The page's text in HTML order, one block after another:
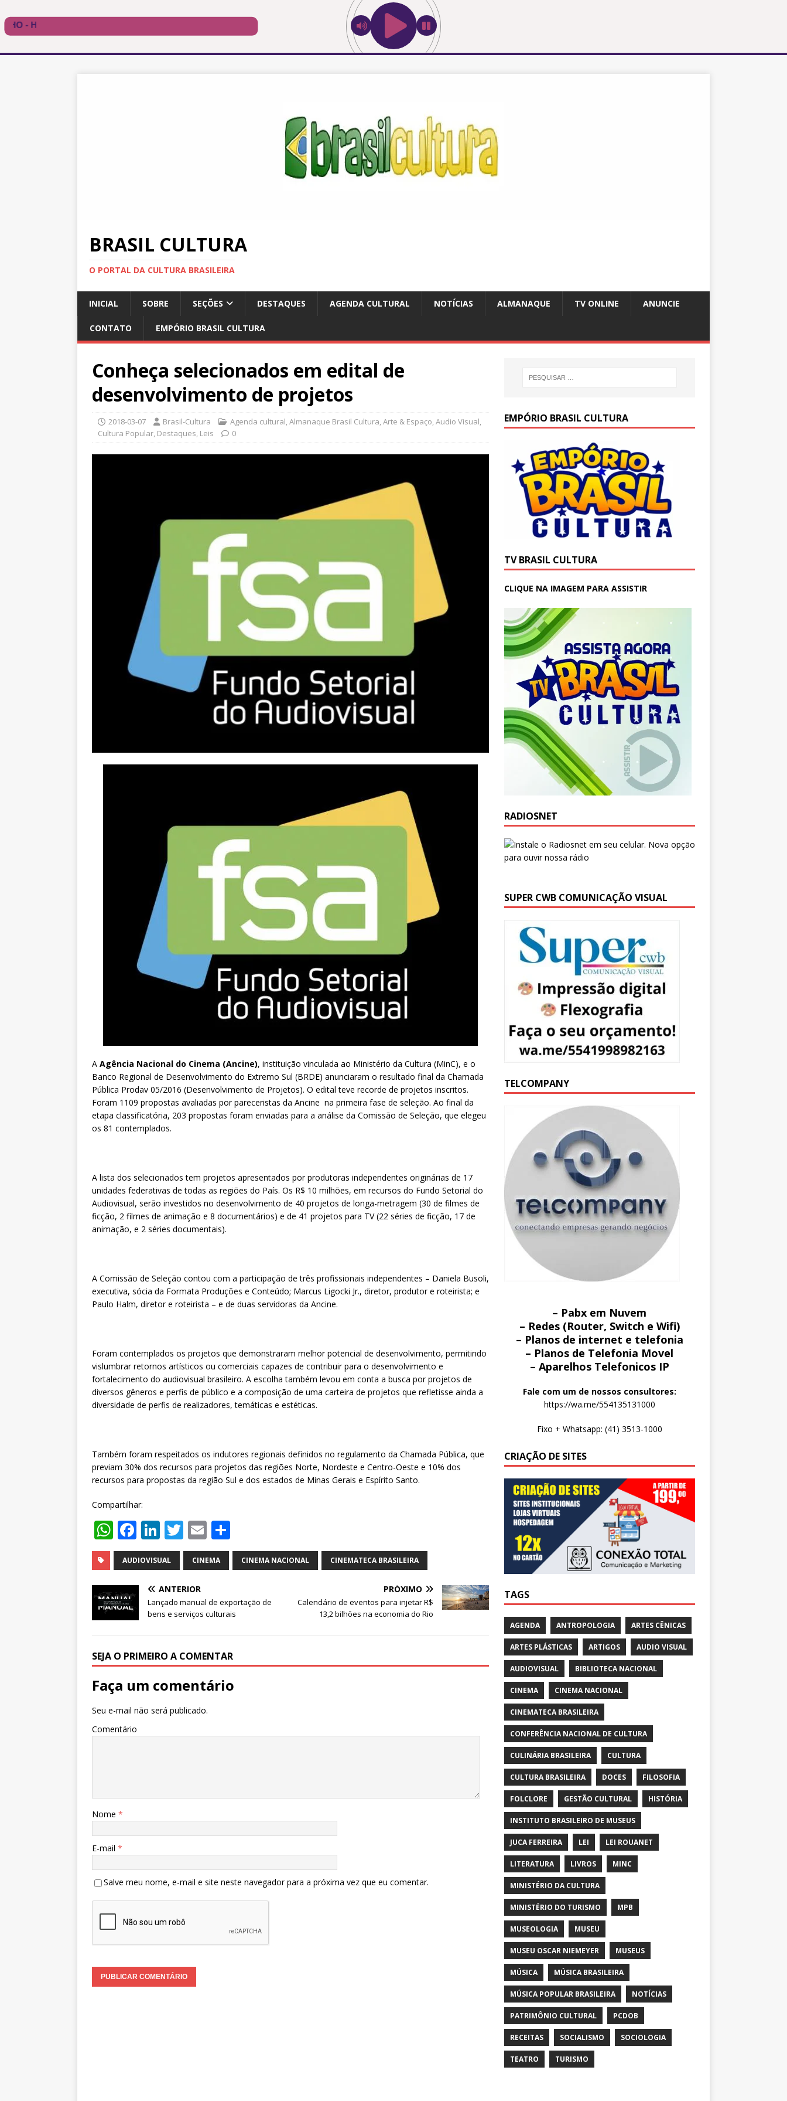
BRASIL CULTURA
O PORTAL DA CULTURA BRASILEIRA
INICIAL SOBRE SEÇÕES DESTAQUES AGENDA CULTURAL NOTÍCIAS ALMANAQUE TV ONLINE ANUNCIE
CONTATO EMPÓRIO BRASIL CULTURA
Conheça selecionados em edital de
desenvolvimento de projetos
2018-03-07 Brasil-Cultura Agenda cultural,Almanaque Brasil Cultura,Arte & Espaço,Audio Visual,
Cultura Popular, Destaques, Leis 0
A Agência Nacional do Cinema (Ancine), instituição vinculada ao Ministério da Cultura (MinC), e o
Banco Regional de Desenvolvimento do Extremo Sul (BRDE) anunciaram o resultado final da Chamada
Pública Prodav 05/2016 (Desenvolvimento de Projetos). O edital teve recorde de projetos inscritos.
Foram 1109 propostas avaliadas por pareceristas da Ancine na primeira fase de seleção. Ao final da
etapa classificatória, 203 propostas foram enviadas para a análise da Comissão de Seleção, que elegeu
os 81 contemplados.
A lista dos selecionados tem projetos apresentados por produtoras independentes originárias de 17
unidades federativas de todas as regiões do País. Os R$ 10 milhões, em recursos do Fundo Setorial do
Audiovisual, serão investidos no desenvolvimento de 40 projetos de longa-metragem (30 de filmes de
ficção, 2 filmes de animação e 8 documentários) e de 41 projetos para TV (22 séries de ficção, 17 de
animação, e 2 séries documentais).
A Comissão de Seleção contou com a participação de três profissionais independentes – Daniela Busoli,
executiva, sócia da Formata Produções e Conteúdo; Marcus Ligocki Jr., diretor, produtor e roteirista; e
Paulo Halm, diretor e roteirista – e de duas servidoras da Ancine.
Foram contemplados os projetos que demonstraram melhor potencial de desenvolvimento, permitindo
vislumbrar retornos artísticos ou comerciais capazes de contribuir para o desenvolvimento e
fortalecimento do audiovisual brasileiro. A escolha também levou em conta a busca por projetos de
diversos gêneros e perfis de público e a composição de uma carteira de projetos que refletisse ainda a
diversidade de perfis de realizadores, temáticas e estéticas.
Também foram respeitados os indutores regionais definidos no regulamento da Chamada Pública, que
previam 30% dos recursos para projetos das regiões Norte, Nordeste e Centro-Oeste e 10% dos
recursos para propostas da região Sul e dos estados de Minas Gerais e Espírito Santo.
Compartilhar:
W
h
at
s
A
p
F
a
c
e
b
o
k
Li
n
k
e
dI
n
T
w
it
te
r
E
m
ai
h
ar
AUDIOVISUAL CINEMA CINEMA NACIONAL CINEMATECA BRASILEIRA
ANTERIOR
Lançado manual de exportação de
bens e serviços culturais
PRÓXIMO
Calendário de eventos para injetar R$
13,2 bilhões na economia do Rio
SEJA O PRIMEIRO A COMENTAR
Faça um comentário
Seu e-mail não será publicado.
Comentário
Nome *
E-mail *
Salve meu nome, e-mail e site neste navegador para a próxima vez que eu comentar.
EMPÓRIO BRASIL CULTURA
TV BRASIL CULTURA
CLIQUE NA IMAGEM PARA ASSISTIR
RADIOSNET
SUPER CWB COMUNICAÇÃO VISUAL
TELCOMPANY
– Pabx em Nuvem
– Redes (Router, Switch e Wifi)
– Planos de internet e telefonia
– Planos de Telefonia Movel
– Aparelhos Telefonicos IP
Fale com um de nossos consultores:
https://wa.me/554135131000
Fixo + Whatsapp: (41) 3513-1000
CRIAÇÃO DE SITES
TAGS
AGENDA ANTROPOLOGIA ARTES CÊNICAS
ARTES PLÁSTICAS ARTIGOS AUDIO VISUAL
AUDIOVISUAL BIBLIOTECA NACIONAL
CINEMA CINEMA NACIONAL
CINEMATECA BRASILEIRA
CONFERÊNCIA NACIONAL DE CULTURA
CULINÁRIA BRASILEIRA CULTURA
CULTURA BRASILEIRA DOCES FILOSOFIA
FOLCLORE GESTÃO CULTURAL HISTÓRIA
INSTITUTO BRASILEIRO DE MUSEUS
JUCA FERREIRA LEI LEI ROUANET
LITERATURA LIVROS MINC
MINISTÉRIO DA CULTURA
MINISTÉRIO DO TURISMO MPB
MUSEOLOGIA MUSEU
MUSEU OSCAR NIEMEYER MUSEUS
MÚSICA MÚSICA BRASILEIRA
MÚSICA POPULAR BRASILEIRA NOTÍCIAS
PATRIMÔNIO CULTURAL PCDOB
RECEITAS SOCIALISMO SOCIOLOGIA
TEATRO TURISMO